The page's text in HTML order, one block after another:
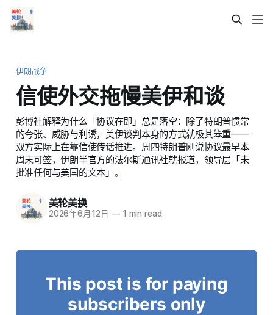
伊朗战争
信使外交拖慢美伊和谈
彭博社解释为什么「协议在即」总是落空：除了特朗普惯常
的夸张、威胁与利诱，美伊谈判本身的方式就极其笨重——
双方实际上在靠信使传话推进。周四特朗普刚说协议最早本
周末可签，伊朗半官方的法尔斯通讯社就报道，领导层「未
批准任何与美国的文本」。
美轮美换
2026年6月12日 —1 min read
This post is for paying
subscribers only